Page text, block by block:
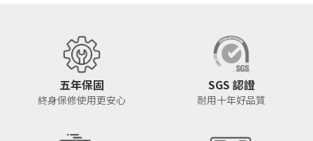
五年保固
終身保修使用更安心
SGS 認證
耐用十年好品質